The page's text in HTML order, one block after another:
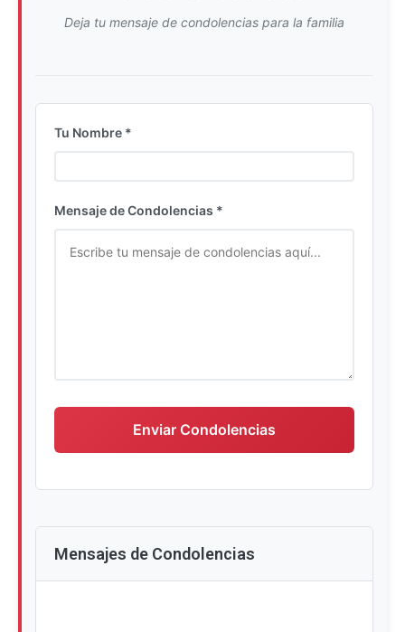
Deja tu mensaje de condolencias para la familia
Tu Nombre *
Mensaje de Condolencias *
Enviar Condolencias
Mensajes de Condolencias